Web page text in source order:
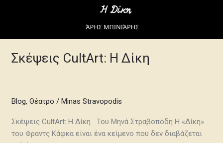
Σκέψεις CultArt: Η Δίκη
Blog, Θέατρο / Minas Stravopodis
Σκέψεις CultArt: Η Δίκη Του Μηνά Στραβοπόδη Η «Δίκη»
του Φραντς Κάφκα είναι ένα κείμενο που δεν διαβάζεται